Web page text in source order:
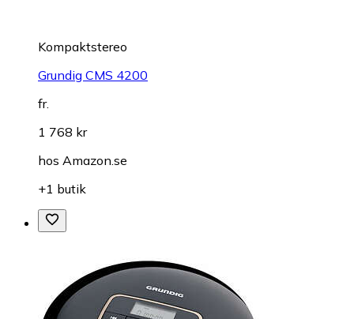
Kompaktstereo
Grundig CMS 4200
fr.
1 768 kr
hos Amazon.se
+1 butik